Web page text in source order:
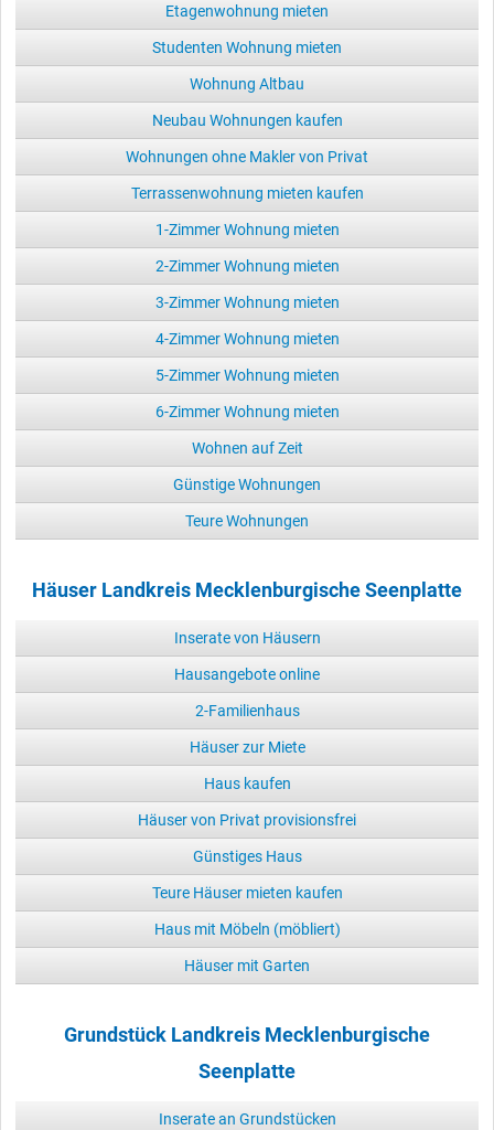
Etagenwohnung mieten
Studenten Wohnung mieten
Wohnung Altbau
Neubau Wohnungen kaufen
Wohnungen ohne Makler von Privat
Terrassenwohnung mieten kaufen
1-Zimmer Wohnung mieten
2-Zimmer Wohnung mieten
3-Zimmer Wohnung mieten
4-Zimmer Wohnung mieten
5-Zimmer Wohnung mieten
6-Zimmer Wohnung mieten
Wohnen auf Zeit
Günstige Wohnungen
Teure Wohnungen
Häuser Landkreis Mecklenburgische Seenplatte
Inserate von Häusern
Hausangebote online
2-Familienhaus
Häuser zur Miete
Haus kaufen
Häuser von Privat provisionsfrei
Günstiges Haus
Teure Häuser mieten kaufen
Haus mit Möbeln (möbliert)
Häuser mit Garten
Grundstück Landkreis Mecklenburgische
Seenplatte
Inserate an Grundstücken